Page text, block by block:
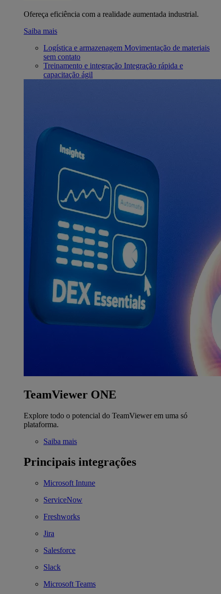
Ofereça eficiência com a realidade aumentada industrial.
Saiba mais
Logística e armazenagem Movimentação de materiais
sem contato
Treinamento e integração Integração rápida e
capacitação ágil
TeamViewer ONE
Explore todo o potencial do TeamViewer em uma só
plataforma.
Saiba mais
Principais integrações
Microsoft Intune
ServiceNow
Freshworks
Jira
Salesforce
Slack
Microsoft Teams